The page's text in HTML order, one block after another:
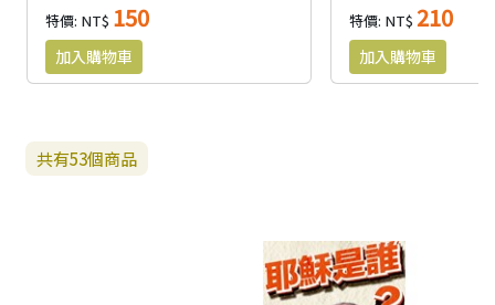
特價: NT$ 150 特價: NT$210
共有53個商品